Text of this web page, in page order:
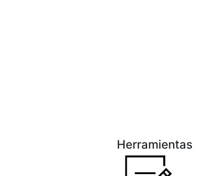
Herramientas